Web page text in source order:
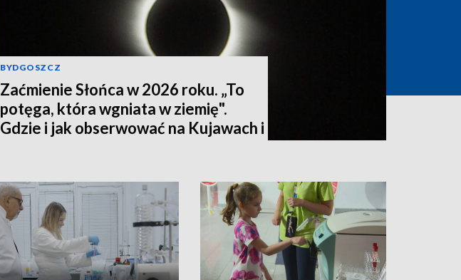
BYDGOSZCZ
Zaćmienie Słońca w 2026 roku. „To
potęga, która wgniata w ziemię".
Gdzie i jak obserwować na Kujawach i